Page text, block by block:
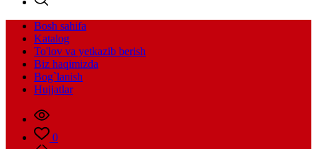
Bosh sahifa
Katalog
To'lov va yetkazib berish
Biz haqimizda
Bog`lanish
Hujjatlar
0